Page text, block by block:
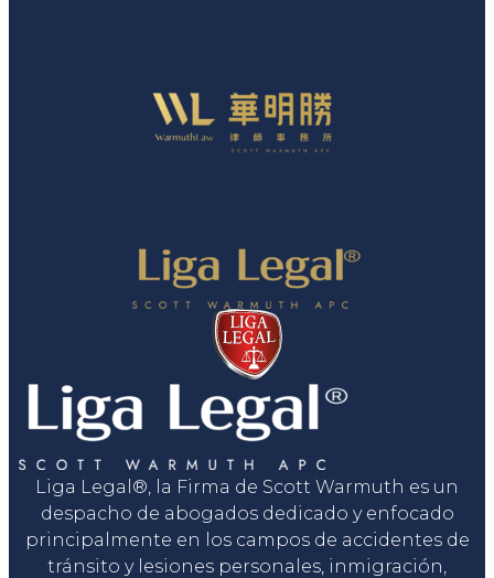
Liga Legal®, la Firma de Scott Warmuth es un
despacho de abogados dedicado y enfocado
principalmente en los campos de accidentes de
tránsito y lesiones personales, inmigración,